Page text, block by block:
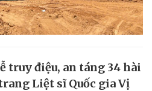
truy điệu, an táng 34 hài
Liệt sĩ Quốc gia Vị